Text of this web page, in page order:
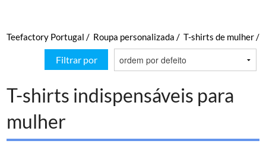
Teefactory Portugal Roupa personalizada T-shirts de mulher
Filtrar por
T-shirts indispensáveis para
mulher